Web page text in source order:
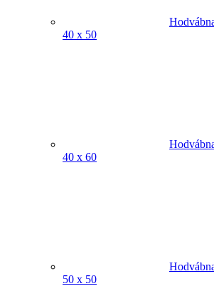
40 x 50
40 x 60
50 x 50